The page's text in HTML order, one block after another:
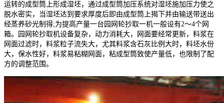
运转的成型筒上形成湿坯，通过成型筒加压系统对湿坯施加压力使之
脱水密实，当湿坯达到要求厚度后即由成型筒上揭下并由输送带送出
经蒸养砂光制得;为提高产量一台园网轮抄取一机一般设有2～4个网
箱。园网轮抄取机设备复杂，动力消耗大，网面要经常更新，料浆在
网面过滤时，料浆粒子流失大，尤其料浆含石灰比例大时，料坯水份
大，保水性好，料浆易粘糊网面，粘成型筒致使产量低，也限制了配
方的调整范围。